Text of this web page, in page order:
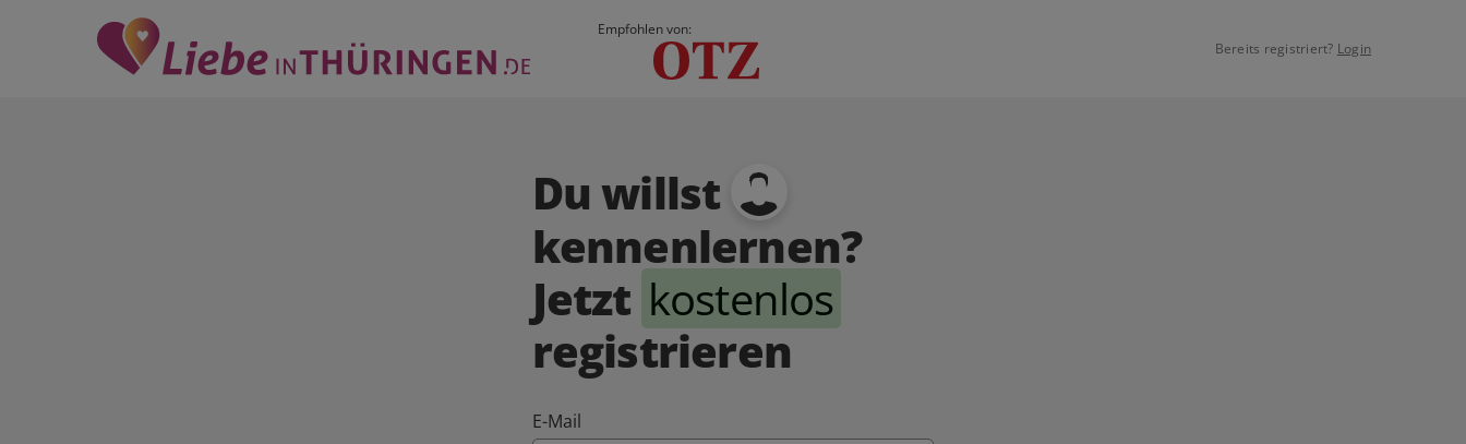
Empfohlen von:
Bereits registriert? Login
Du willst
kennenlernen?
Jetzt kostenlos
registrieren
E-Mail